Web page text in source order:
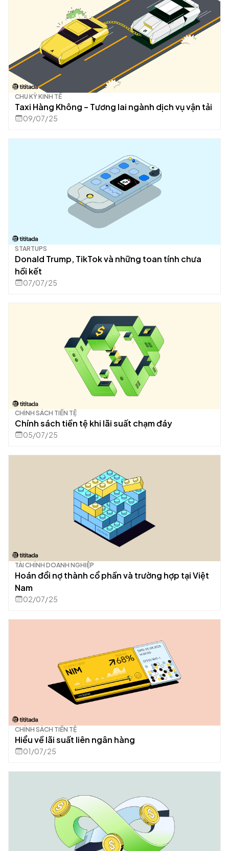
CHU KỲ KINH TẾ
Taxi Hàng Không – Tương lai ngành dịch vụ vận tải
09/07/25
STARTUPS
Donald Trump, TikTok và những toan tính chưa
hồi kết
07/07/25
CHÍNH SÁCH TIỀN TỆ
Chính sách tiền tệ khi lãi suất chạm đáy
05/07/25
TÀI CHÍNH DOANH NGHIỆP
Hoán đổi nợ thành cổ phần và trường hợp tại Việt
Nam
02/07/25
CHÍNH SÁCH TIỀN TỆ
Hiểu về lãi suất liên ngân hàng
01/07/25